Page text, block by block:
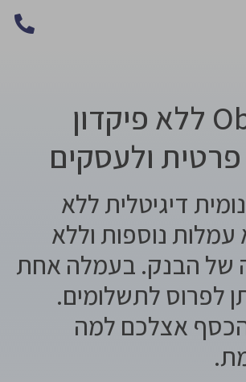
ערבות Obli ללא פיקדון
ולעסקים
דיגיטלית ללא
עמלות נוספות וללא
של הבנק. בעמלה אחת
לפרוס לתשלומים.
אצלכם למה